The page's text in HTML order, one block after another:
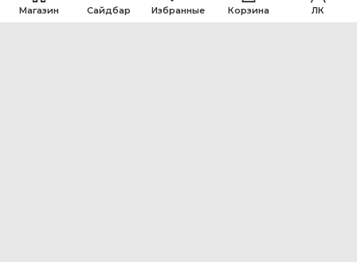
Магазин Сайдбар Избранные Корзина ЛК